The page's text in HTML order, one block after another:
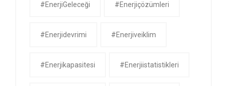
#EnerjiGeleceği #enerjiçözümleri
#enerjidevrimi #enerjiveiklim
#enerjikapasitesi #enerjiistatistikleri